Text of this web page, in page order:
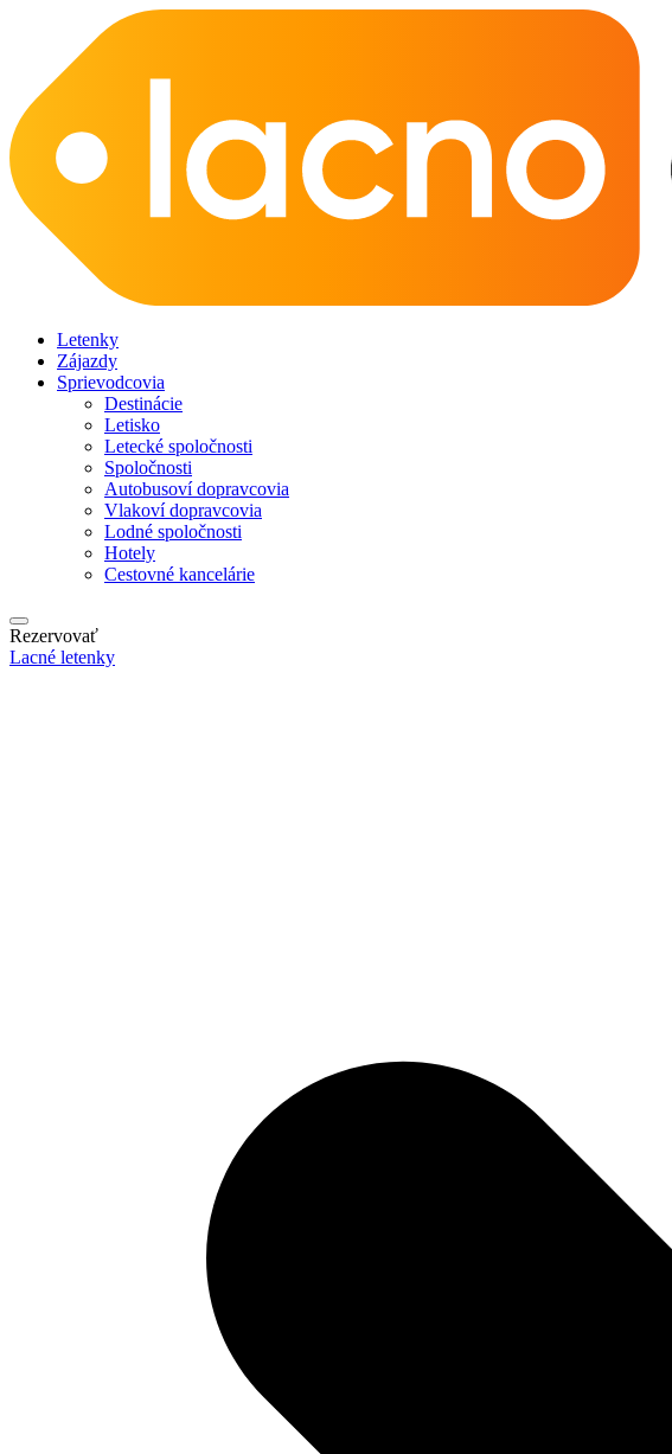
Letenky
Zájazdy
Sprievodcovia
Destinácie
Letisko
Letecké spoločnosti
Spoločnosti
Autobusoví dopravcovia
Vlakoví dopravcovia
Lodné spoločnosti
Hotely
Cestovné kancelárie
Rezervovať
Lacné letenky